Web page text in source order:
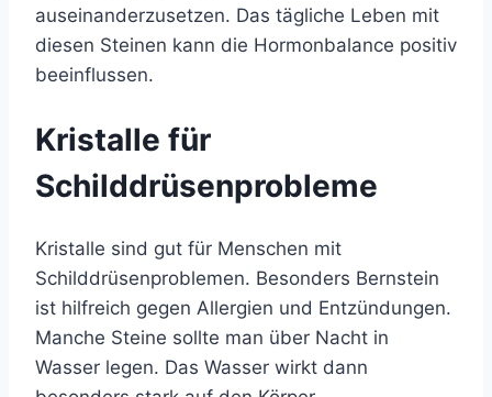
auseinanderzusetzen. Das tägliche Leben mit
diesen Steinen kann die Hormonbalance positiv
beeinflussen.
Kristalle für
Schilddrüsenprobleme
Kristalle sind gut für Menschen mit
Schilddrüsenproblemen. Besonders Bernstein
ist hilfreich gegen Allergien und Entzündungen.
Manche Steine sollte man über Nacht in
Wasser legen. Das Wasser wirkt dann